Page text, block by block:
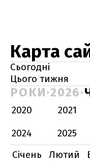
Карта
Сьогодні
Цього тижня
РОКИ 2026
2020 2021
2024
2025
Січень
Лютий